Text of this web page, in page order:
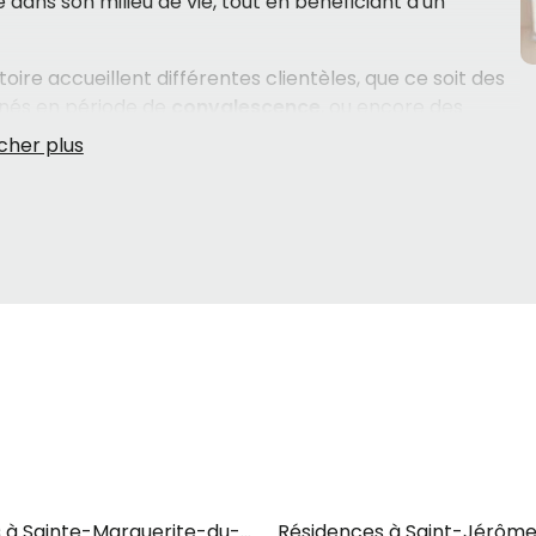
accueillent différentes clientèles, que ce soit des
. Les services offerts touchent autant le
, l'entretien de la literie et des vêtements — que le volet
connaissent bien les ressources du territoire
guider personnellement — gratuitement — vers les